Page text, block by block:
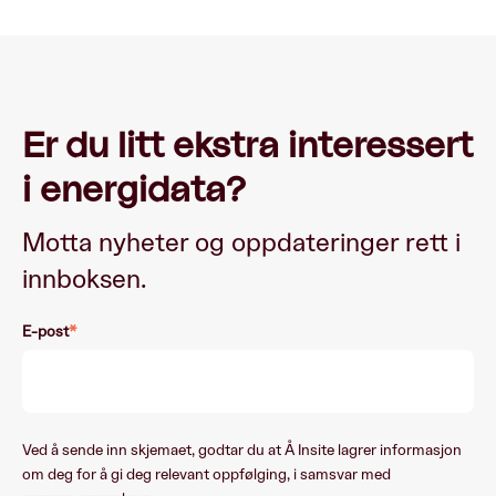
Er du litt ekstra interessert
i energidata?
Motta nyheter og oppdateringer rett i
innboksen.
E-post*
Ved å sende inn skjemaet, godtar du at Å Insite lagrer informasjon
om deg for å gi deg relevant oppfølging, i samsvar med